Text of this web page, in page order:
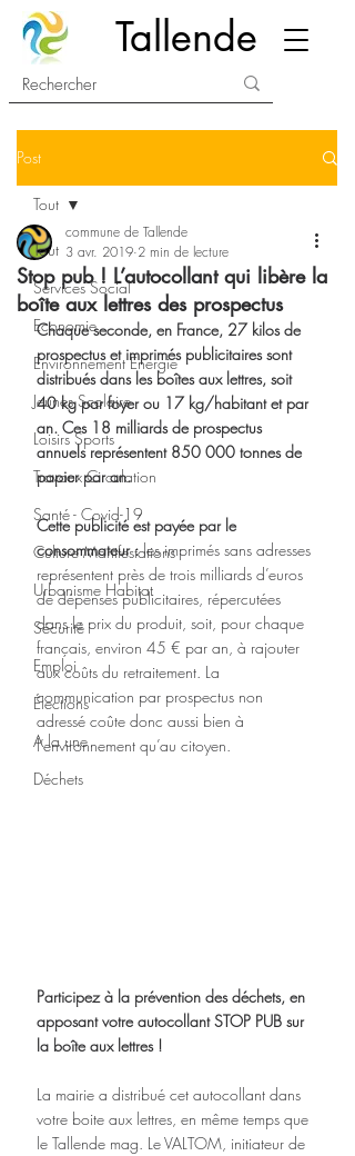
Tallende
Post
Tout
Services Social
Economie
Environnement Energie
Jeunes Scolaire
Loisirs Sports
Travaux Circulation
Santé - Covid-19
Culture Manifestations
Urbanisme Habitat
Sécurité
Emploi
Élections
A la une
Déchets
Tout
Stop pub ! L’autocollant qui libère la
boîte aux lettres des prospectus
commune de Tallende
3 avr. 2019 2 min de lecture
Chaque seconde, en France, 27 kilos de
prospectus et imprimés publicitaires sont
distribués dans les boîtes aux lettres, soit
40 kg par foyer ou 17 kg/habitant et par
an. Ces 18 milliards de prospectus
annuels représentent 850 000 tonnes de
papier par an.
Cette publicité est payée par le
consommateur : les imprimés sans adresses
représentent près de trois milliards d’euros
de dépenses publicitaires, répercutées
dans le prix du produit, soit, pour chaque
français, environ 45 € par an, à rajouter
aux coûts du retraitement. La
communication par prospectus non
adressé coûte donc aussi bien à
l’environnement qu’au citoyen.
Participez à la prévention des déchets, en
apposant votre autocollant STOP PUB sur
la boîte aux lettres !
La mairie a distribué cet autocollant dans
votre boite aux lettres, en même temps que
le Tallende mag. Le VALTOM, initiateur de